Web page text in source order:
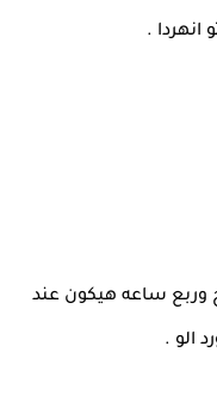
انهردا .
وربع ساعه هيكون عند
الو .